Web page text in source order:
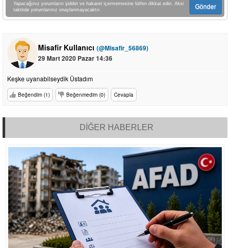
Yapacağınız yorumların şiddet ve hakaret içermemesine lütfen dikkat edin. Aksi
taktirde yorumlarınız onaylanmayacaktır.
Gönder
Misafir Kullanıcı (@Misafir_56869)
29 Mart 2020 Pazar 14:36
Keşke uyanabilseydik Üstadım
Beğendim (1) Beğenmedim (0) Cevapla
DİĞER HABERLER